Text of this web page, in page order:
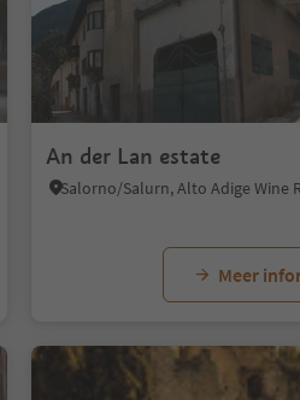
An der Lan estate
Salorno/Salurn, Alto Adige Wine
Meer